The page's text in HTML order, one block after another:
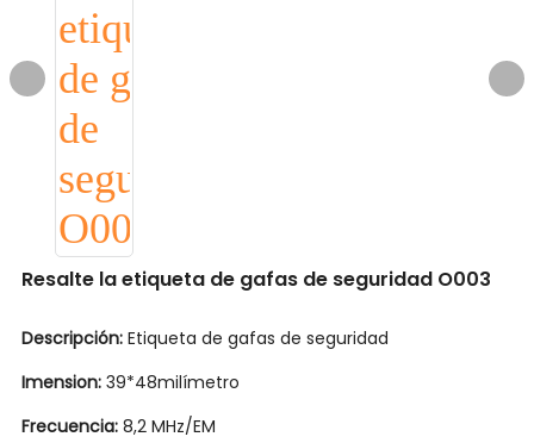
Resalte la etiqueta de gafas de seguridad O003
Descripción: Etiqueta de gafas de seguridad
Imension: 39*48milímetro
Frecuencia: 8,2 MHz/EM